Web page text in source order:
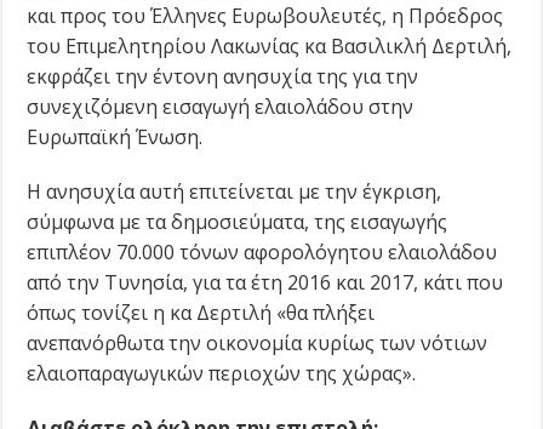
και προς του Έλληνες Ευρωβουλευτές, η Πρόεδρος
του Επιμελητηρίου Λακωνίας κα Βασιλικλή Δερτιλή,
εκφράζει την έντονη ανησυχία της για την
συνεχιζόμενη εισαγωγή ελαιολάδου στην
Ευρωπαϊκή Ένωση.
Η ανησυχία αυτή επιτείνεται με την έγκριση,
σύμφωνα με τα δημοσιεύματα, της εισαγωγής
επιπλέον 70.000 τόνων αφορολόγητου ελαιολάδου
από την Τυνησία, για τα έτη 2016 και 2017, κάτι που
όπως τονίζει η κα Δερτιλή «θα πλήξει
ανεπανόρθωτα την οικονομία κυρίως των νότιων
ελαιοπαραγωγικών περιοχών της χώρας».